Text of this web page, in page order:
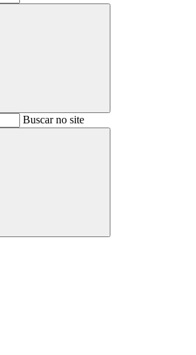
BuscarBuscar no site
Buscar